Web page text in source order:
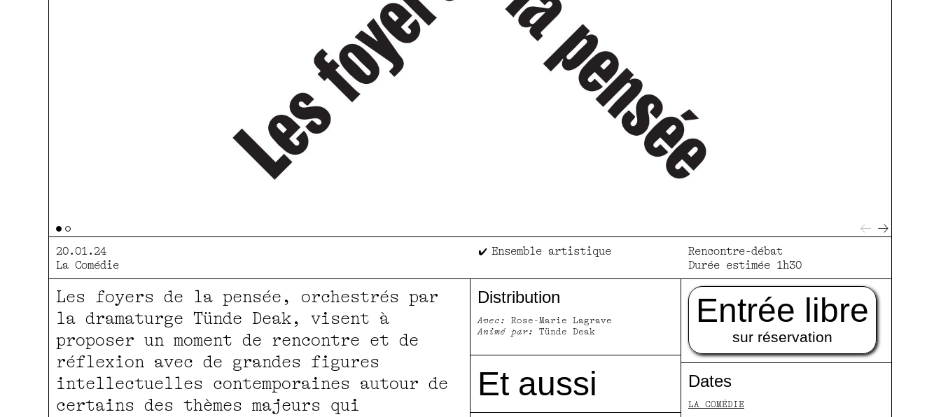
20.01.24
La Comédie
Ensemble artistique
Rencontre-débat
Durée estimée 1h30
Les foyers de la pensée, orchestrés par
la dramaturge Tünde Deak, visent à
proposer un moment de rencontre et de
réflexion avec de grandes figures
intellectuelles contemporaines autour de
certains des thèmes majeurs qui
Distribution
Avec: Rose-Marie Lagrave
Animé par:
Tünde Deak
Et aussi
Entrée libre
sur réservation
Dates
LA COMÉDIE